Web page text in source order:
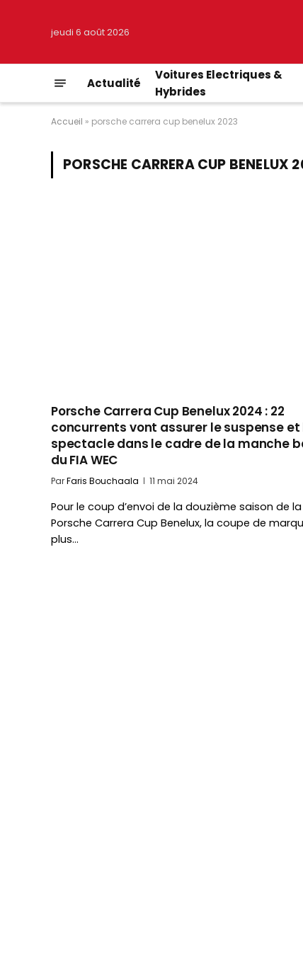
jeudi 6 août 2026
Actualité
Voitures Electriques &
Hybrides
Accueil » porsche carrera cup benelux 2023
PORSCHE CARRERA CUP BENELUX
Porsche Carrera Cup Benelux 2024 : 22
concurrents vont assurer le suspense et
spectacle dans le cadre de la manche
du FIA WEC
ParFaris Bouchaala 11 mai 2024
Pour le coup d’envoi de la douzième saison de la
Porsche Carrera Cup Benelux, la coupe de
plus…